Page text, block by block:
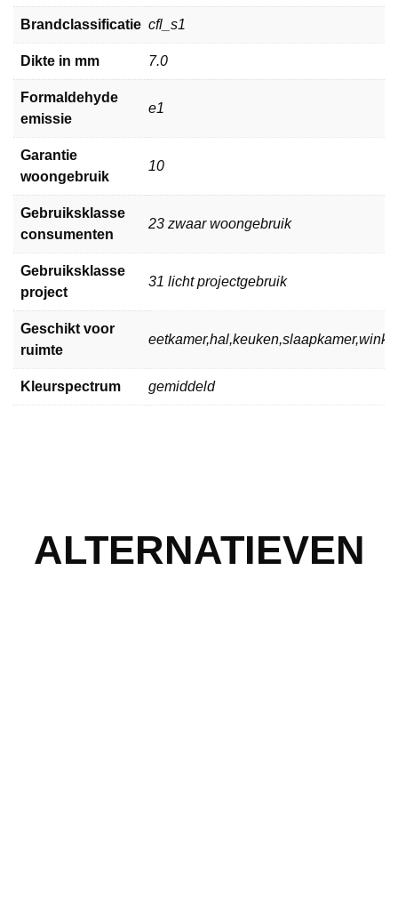
Brandclassificatie cfl_s1
Dikte in mm 7.0
Formaldehyde
emissie
e1
Garantie
woongebruik
10
Gebruiksklasse
consumenten
23 zwaar woongebruik
Gebruiksklasse
project
31 licht projectgebruik
Geschikt voor
ruimte
Kleurspectrum gemiddeld
ALTERNATIEVEN